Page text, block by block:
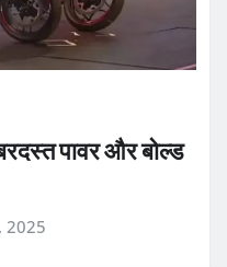
पावर और बोल्ड
2025